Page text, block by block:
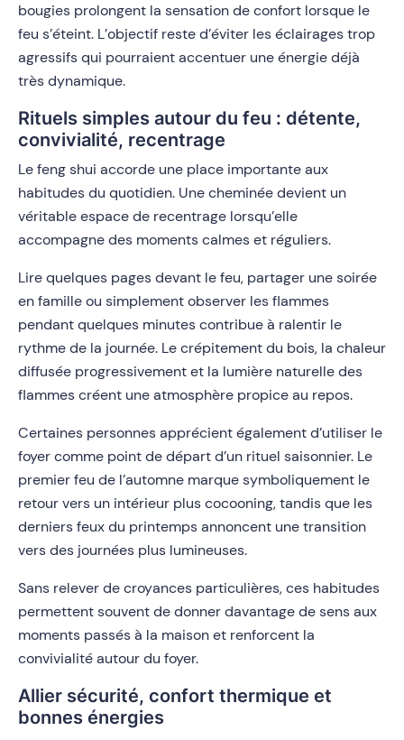
bougies prolongent la sensation de confort lorsque le
feu s’éteint. L’objectif reste d’éviter les éclairages trop
agressifs qui pourraient accentuer une énergie déjà
très dynamique.
Rituels simples autour du feu : détente,
convivialité, recentrage
Le feng shui accorde une place importante aux
habitudes du quotidien. Une cheminée devient un
véritable espace de recentrage lorsqu’elle
accompagne des moments calmes et réguliers.
Lire quelques pages devant le feu, partager une soirée
en famille ou simplement observer les flammes
pendant quelques minutes contribue à ralentir le
rythme de la journée. Le crépitement du bois, la chaleur
diffusée progressivement et la lumière naturelle des
flammes créent une atmosphère propice au repos.
Certaines personnes apprécient également d’utiliser le
foyer comme point de départ d’un rituel saisonnier. Le
premier feu de l’automne marque symboliquement le
retour vers un intérieur plus cocooning, tandis que les
derniers feux du printemps annoncent une transition
vers des journées plus lumineuses.
Sans relever de croyances particulières, ces habitudes
permettent souvent de donner davantage de sens aux
moments passés à la maison et renforcent la
convivialité autour du foyer.
Allier sécurité, confort thermique et
bonnes énergies